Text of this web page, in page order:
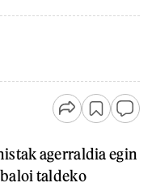
agerraldia egin
taldeko